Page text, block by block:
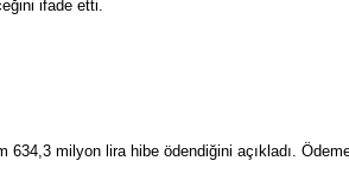
ifade etti.
milyon lira hibe ödendiğini açıkladı.